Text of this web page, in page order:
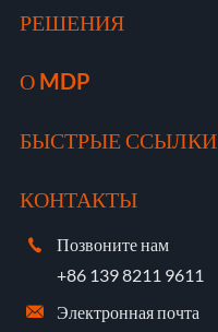
РЕШЕНИЯ
О MDP
БЫСТРЫЕ ССЫЛКИ
КОНТАКТЫ

Позвоните нам
+86 139 8211 9611

Электронная почта